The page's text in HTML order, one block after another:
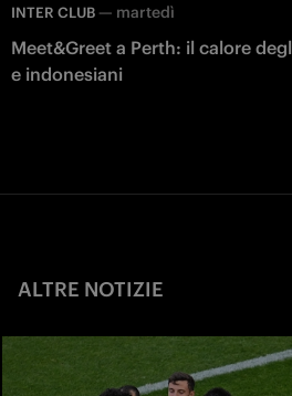
INTER CLUB — martedì
Meet&Greet a Perth: il calore
e indonesiani
ALTRE NOTIZIE